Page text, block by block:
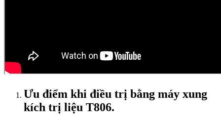
Ưu điểm khi điều trị bằng máy xung
kích trị liệu T806.